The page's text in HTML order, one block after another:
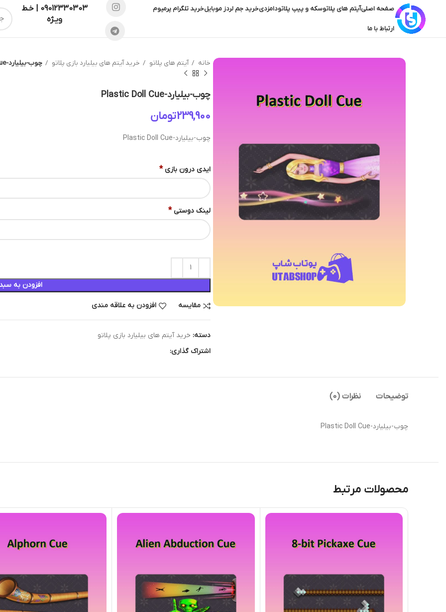
صفحه اصلیآیتم های پلاتوسکه و پیپ پلاتودامزدیخرید جم لردز موبایلخرید تلگرام پرمیوم
ارتباط با ما
09012330303 | خـط
ویـژه
خانه آیتم های پلاتو خرید آیتم های بیلیارد بازی پلاتو چوب-بیلیارد-Plastic Doll Cue
چوب-بیلیارد-Plastic Doll Cue
تومان
چوب-بیلیارد-Plastic Doll Cue
ایدی درون بازی *
لینک دوستی *
افزودن به
مقایسه افزودن به علاقه مندی
دسته: خرید آیتم های بیلیارد بازی پلاتو
اشتراک گذاری:
توضیحات نظرات (0)
چوب-بیلیارد-Plastic Doll Cue
محصولات مرتبط